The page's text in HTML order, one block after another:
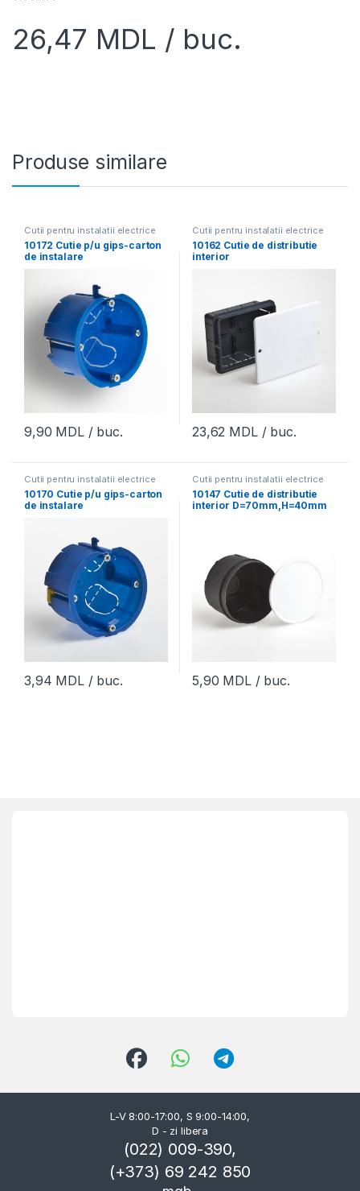
26,47 MDL / buc.
Produse similare
Cutii pentru instalatii electrice
10172 Cutie p/u gips-carton
de instalare
D=65mm,H=40mm (picior
9,90 MDL/ buc.
Cutii pentru instalatii electrice
10162 Cutie de distributie
interior
130х106х50mm,Tyco,RuVini
23,62 MDL/ buc.
Cutii pentru instalatii electrice
10170 Cutie p/u gips-carton
de instalare
3,94 MDL/ buc.
Cutii pentru instalatii electrice
10147 Cutie de distributie
interior D=70mm,H=40mm
5,90 MDL/ buc.
L-V 8:00-17:00, S 9:00-14:00,
D - zi libera
(022) 009-390,
(+373) 69 242 850